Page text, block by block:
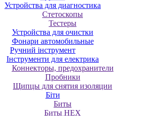
Устройства для диагностика
Стетоскопы
Тестеры
Устройства для очистки
Фонари автомобильные
Ручний інструмент
Інструменти для електрика
Коннекторы, предохранители
Пробники
Щипцы для снятия изоляции
Біти
Биты
Биты HEX